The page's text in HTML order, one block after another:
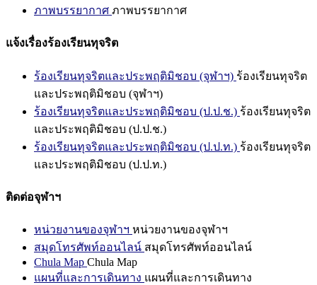
ภาพบรรยากาศ ภาพบรรยากาศ
แจ้งเรื่องร้องเรียนทุจริต
ร้องเรียนทุจริตและประพฤติมิชอบ (จุฬาฯ) ร้องเรียนทุจริต
และประพฤติมิชอบ (จุฬาฯ)
ร้องเรียนทุจริตและประพฤติมิชอบ (ป.ป.ช.) ร้องเรียนทุจริต
และประพฤติมิชอบ (ป.ป.ช.)
ร้องเรียนทุจริตและประพฤติมิชอบ (ป.ป.ท.) ร้องเรียนทุจริต
และประพฤติมิชอบ (ป.ป.ท.)
ติดต่อจุฬาฯ
หน่วยงานของจุฬาฯ หน่วยงานของจุฬาฯ
สมุดโทรศัพท์ออนไลน์ สมุดโทรศัพท์ออนไลน์
Chula Map Chula Map
แผนที่และการเดินทาง แผนที่และการเดินทาง